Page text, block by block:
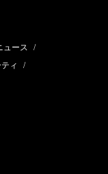
ュース /
ィ /